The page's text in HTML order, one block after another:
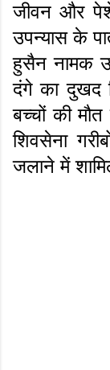
जीवन और
उपन्यास के
हुसैन नामक
दंगे का दुखद
बच्चों की
शिवसेना
जलाने में